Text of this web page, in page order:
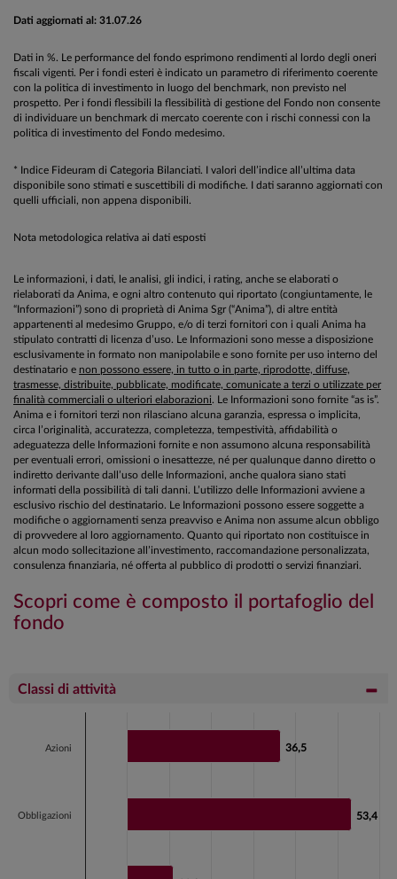
Dati aggiornati al: 31.07.26
Dati in %. Le performance del fondo esprimono rendimenti al lordo degli oneri
fiscali vigenti. Per i fondi esteri è indicato un parametro di riferimento coerente
con la politica di investimento in luogo del benchmark, non previsto nel
prospetto. Per i fondi flessibili la flessibilità di gestione del Fondo non consente
di individuare un benchmark di mercato coerente con i rischi connessi con la
politica di investimento del Fondo medesimo.
* Indice Fideuram di Categoria Bilanciati. I valori dell’indice all’ultima data
disponibile sono stimati e suscettibili di modifiche. I dati saranno aggiornati con
quelli ufficiali, non appena disponibili.
Nota metodologica relativa ai dati esposti
Le informazioni, i dati, le analisi, gli indici, i rating, anche se elaborati o
rielaborati da Anima, e ogni altro contenuto qui riportato (congiuntamente, le
“Informazioni”) sono di proprietà di Anima Sgr (“Anima”), di altre entità
appartenenti al medesimo Gruppo, e/o di terzi fornitori con i quali Anima ha
stipulato contratti di licenza d’uso. Le Informazioni sono messe a disposizione
esclusivamente in formato non manipolabile e sono fornite per uso interno del
destinatario e non possono essere, in tutto o in parte, riprodotte, diffuse,
trasmesse, distribuite, pubblicate, modificate, comunicate a terzi o utilizzate per
finalità commerciali o ulteriori elaborazioni. Le Informazioni sono fornite “as is”.
Anima e i fornitori terzi non rilasciano alcuna garanzia, espressa o implicita,
circa l’originalità, accuratezza, completezza, tempestività, affidabilità o
adeguatezza delle Informazioni fornite e non assumono alcuna responsabilità
per eventuali errori, omissioni o inesattezze, né per qualunque danno diretto o
indiretto derivante dall’uso delle Informazioni, anche qualora siano stati
informati della possibilità di tali danni. L’utilizzo delle Informazioni avviene a
esclusivo rischio del destinatario. Le Informazioni possono essere soggette a
modifiche o aggiornamenti senza preavviso e Anima non assume alcun obbligo
di provvedere al loro aggiornamento. Quanto qui riportato non costituisce in
alcun modo sollecitazione all’investimento, raccomandazione personalizzata,
consulenza finanziaria, né offerta al pubblico di prodotti o servizi finanziari.
Scopri come è composto il portafoglio del
fondo
Classi di attività
Bar chart with 4 bars.
View as data table, Chart
The chart has 1 Y axis displaying values. Data ranges
36,5
36,5
53,4
53,4
Azioni
Obbligazioni